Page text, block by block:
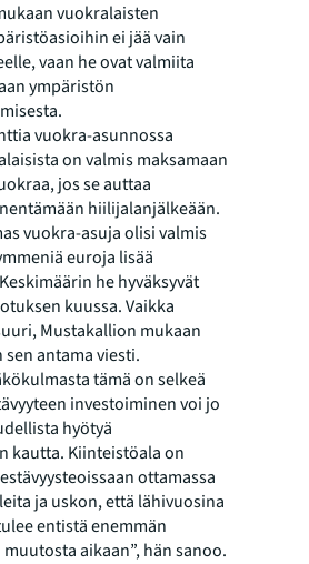
vuokralaisten
ei jää vain
vaan he ovat valmiita
ympäristön
vuokra-asunnossa
on valmis maksamaan
jos se auttaa
hiilijalanjälkeään.
vuokra-asuja olisi valmis
euroja lisää
he hyväksyvät
kuussa. Vaikka
Mustakallion mukaan
antama viesti.
tämä on selkeä
investoiminen voi jo
hyötyä
kautta. Kiinteistöala on
ottamassa
ja uskon, että lähivuosina
entistä enemmän
aikaan”, hän sanoo.